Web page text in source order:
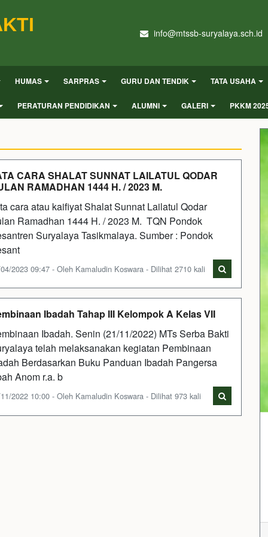
info@mtssb-suryalaya.sch.id
HUMAS SARPRAS GURU DAN TENDIK TATA USAHA
PERATURAN PENDIDIKAN ALUMNI GALERI PKKM
CARA SHALAT SUNNAT LAILATUL QODAR
RAMADHAN 1444 H. / 2023 M.
cara atau kaifiyat Shalat Sunnat Lailatul Qodar
Ramadhan 1444 H. / 2023 M. TQN Pondok
Suryalaya Tasikmalaya. Sumber : Pondok
2023 09:47 - Oleh Kamaludin Koswara - Dilihat 2710 kali
Ibadah Tahap III Kelompok A Kelas VII
Ibadah. Senin (21/11/2022) MTs Serba Bakti
telah melaksanakan kegiatan Pembinaan
Berdasarkan Buku Panduan Ibadah Pangersa
Anom r.a. b
2022 10:00 - Oleh Kamaludin Koswara - Dilihat 973 kali